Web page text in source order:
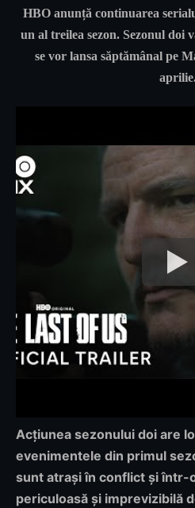
HBOanunță continuarea
un al treilea sezon. Sezonul doi
se vor lansa săptămânal pe
aprilie
Acțiunea sezonului doi are
evenimentele din primul
sunt atrași în conflict și într-
periculoasă și imprevizibilă